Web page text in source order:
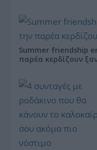
Summer friendship
παρέα κερδίζουν